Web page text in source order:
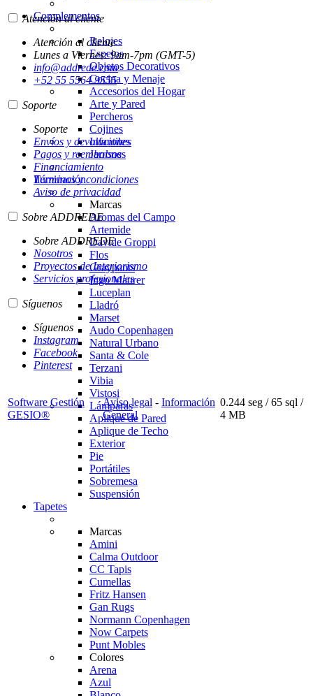
Complementos
Relojes
Espejos
Objetos Decorativos
Cocina y Menaje
Accesorios del Hogar
Arte y Pared
Percheros
Cojines
Infantiles
Jarrones
Iluminación
Marcas
Aromas del Campo
Artemide
Davide Groppi
Flos
Graypants
Ingo Maurer
Luceplan
Lladró
Marset
Audo Copenhagen
Natural Urbano
Santa & Cole
Terzani
Vibia
Vistosi
Lámparas
Aplique de Pared
Aplique de Techo
Exterior
Pie
Portátiles
Sobremesa
Suspensión
Tapetes
Marcas
Amini
Calma Outdoor
CC Tapis
Cumellas
Fritz Hansen
Gan Rugs
Normann Copenhagen
Now Carpets
Punt Mobles
Colores
Arena
Azul
Atención al cliente
Atención al cliente
Lunes a Viernes: 9am-7pm (GMT-5)
info@addrede.com
+52 55 5564 9555
Soporte
Soporte
Envíos y devoluciones
Pagos y reembolsos
Financiamiento
Términos y condiciones
Aviso de privacidad
Sobre ADDREDE
Sobre ADDREDE
Nosotros
Proyectos de Interiorismo
Servicios profesionales
Síguenos
Síguenos
Instagram
Facebook
Pinterest
Software Gestión
GESIO®
Aviso legal - Información
General
0.244 seg /65 sql /
4 MB